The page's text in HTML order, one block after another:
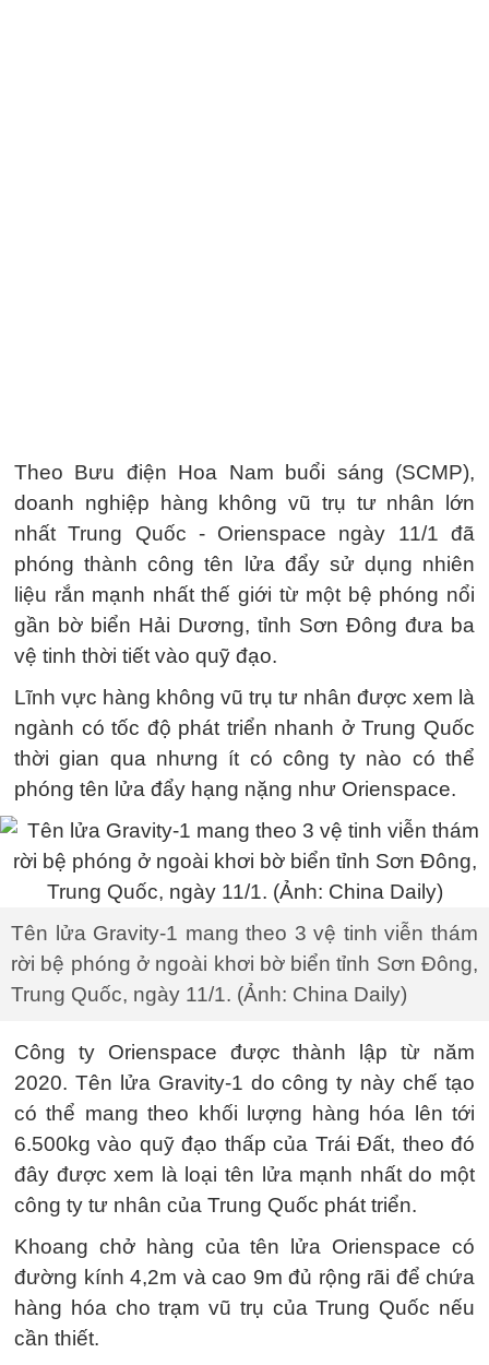
Theo Bưu điện Hoa Nam buổi sáng (SCMP),
doanh nghiệp hàng không vũ trụ tư nhân lớn
nhất Trung Quốc - Orienspace ngày 11/1 đã
phóng thành công tên lửa đẩy sử dụng nhiên
liệu rắn mạnh nhất thế giới từ một bệ phóng nổi
gần bờ biển Hải Dương, tỉnh Sơn Đông đưa ba
vệ tinh thời tiết vào quỹ đạo.
Lĩnh vực hàng không vũ trụ tư nhân được xem là
ngành có tốc độ phát triển nhanh ở Trung Quốc
thời gian qua nhưng ít có công ty nào có thể
phóng tên lửa đẩy hạng nặng như Orienspace.
Tên lửa Gravity-1 mang theo 3 vệ tinh viễn thám
rời bệ phóng ở ngoài khơi bờ biển tỉnh Sơn Đông,
Trung Quốc, ngày 11/1. (Ảnh: China Daily)
Công ty Orienspace được thành lập từ năm
2020. Tên lửa Gravity-1 do công ty này chế tạo
có thể mang theo khối lượng hàng hóa lên tới
6.500kg vào quỹ đạo thấp của Trái Đất, theo đó
đây được xem là loại tên lửa mạnh nhất do một
công ty tư nhân của Trung Quốc phát triển.
Khoang chở hàng của tên lửa Orienspace có
đường kính 4,2m và cao 9m đủ rộng rãi để chứa
hàng hóa cho trạm vũ trụ của Trung Quốc nếu
cần thiết.